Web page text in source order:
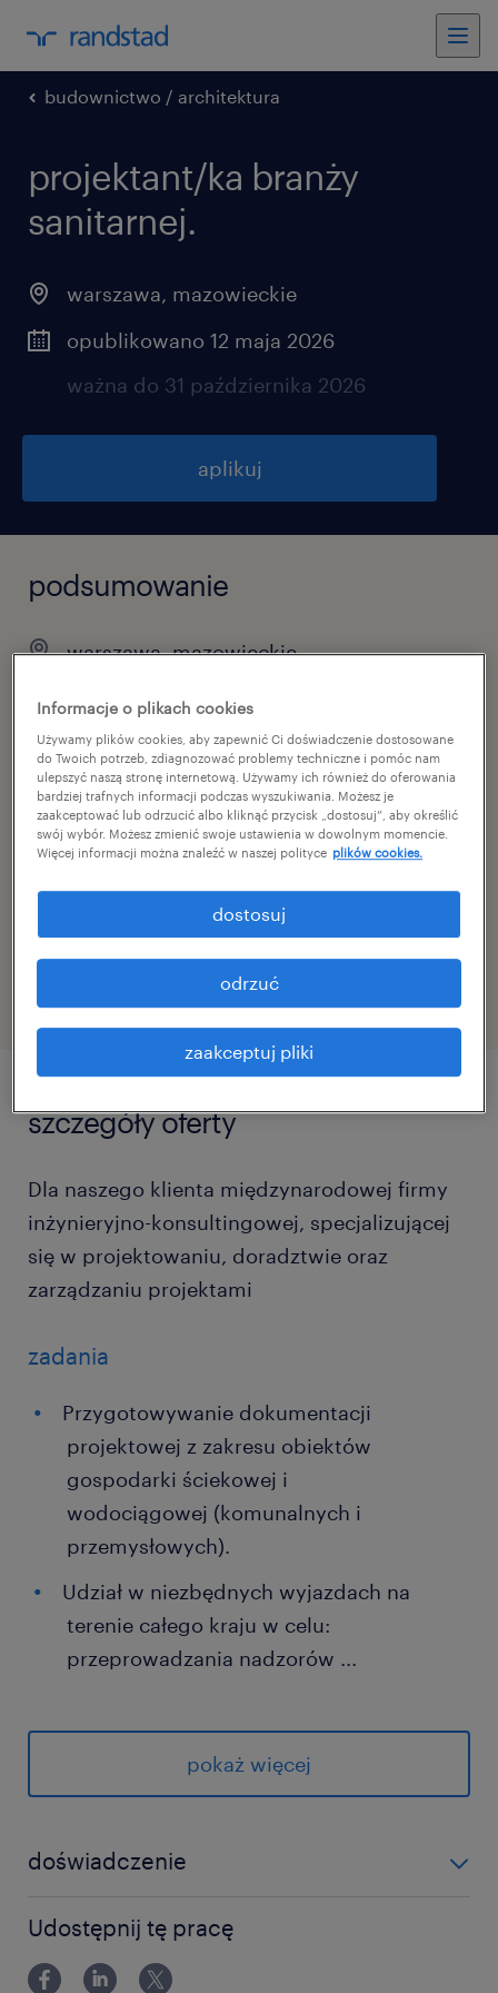
budownictwo / architektura
projektant/ka branży
sanitarnej.
warszawa, mazowieckie
opublikowano 12 maja 2026
ważna do 31 października 2026
aplikuj
podsumowanie
warszawa, mazowieckie
pełen etat
specjalizacja
budownictwo / architektura
46864825
szczegóły oferty
Dla naszego klienta międzynarodowej firmy
inżynieryjno-konsultingowej, specjalizującej
się w projektowaniu, doradztwie oraz
zarządzaniu projektami
zadania
Przygotowywanie dokumentacji
projektowej z zakresu obiektów
gospodarki ściekowej i
wodociągowej (komunalnych i
przemysłowych).
Udział w niezbędnych wyjazdach na
terenie całego kraju w celu:
przeprowadzania nadzorów ...
autorskich, wizji lokalnych, udziału w
naradach technicznych, uzyskiwania opinii.
Nadzorowanie pracy zespołu
asystentów
oczekujemy
pokaż więcej
doświadczenie
Udostępnij tę pracę
Informacje o plikach cookies
Używamy plików cookies, aby zapewnić Ci doświadczenie dostosowane
do Twoich potrzeb, zdiagnozować problemy techniczne i pomóc nam
ulepszyć naszą stronę internetową. Używamy ich również do oferowania
bardziej trafnych informacji podczas wyszukiwania. Możesz je
zaakceptować lub odrzucić albo kliknąć przycisk „dostosuj”, aby określić
swój wybór. Możesz zmienić swoje ustawienia w dowolnym momencie.
Więcej informacji można znaleźć w naszej polityce plików cookies.
zaakceptuj pliki
odrzuć
dostosuj